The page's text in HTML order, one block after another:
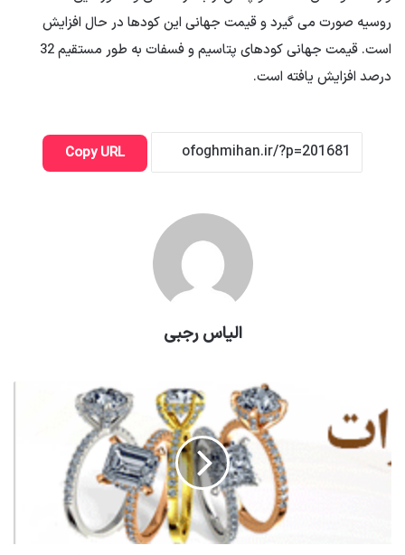
روسیه صورت می گیرد و قیمت جهانی این کودها در حال افزایش
است. قیمت جهانی کودهای پتاسیم و فسفات به طور مستقیم 32
درصد افزایش یافته است.
Copy URL
الیاس رجبی